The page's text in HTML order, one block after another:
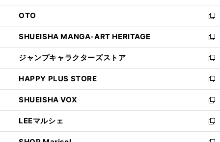
ウ
で
開
く
ン
ド
ウ
で
開
く
OTO
新
し
い
ウ
ィ
ン
ド
ウ
で
開
く
SHUEISHA MANGA-ART HERITAGE
新
し
い
ウ
ィ
ン
ド
ウ
で
開
ジャンプキャラクターズストア
新
し
い
ウ
ィ
ン
ド
ウ
HAPPY PLUS STORE
新
し
い
ウ
ィ
ン
SHUEISHA VOX
新
し
い
ウ
LEEマルシェ
新
し